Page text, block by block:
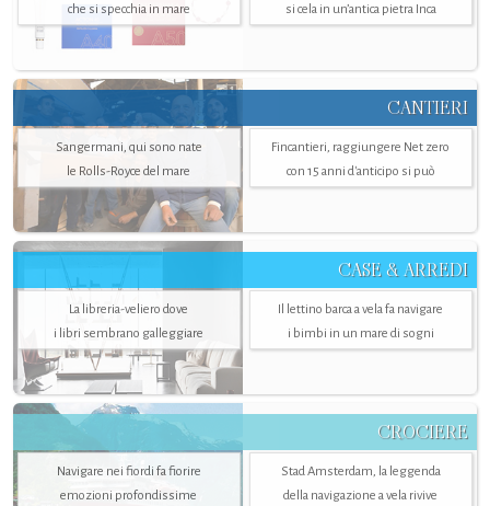
che si specchia in mare
si cela in un’antica pietra Inca
CANTIERI
Sangermani, qui sono nate
le Rolls-Royce del mare
Fincantieri, raggiungere Net zero
con 15 anni d'anticipo si può
CASE & ARREDI
La libreria-veliero dove
i libri sembrano galleggiare
Il lettino barca a vela fa navigare
i bimbi in un mare di sogni
CROCIERE
Navigare nei fiordi fa fiorire
emozioni profondissime
Stad Amsterdam, la leggenda
della navigazione a vela rivive